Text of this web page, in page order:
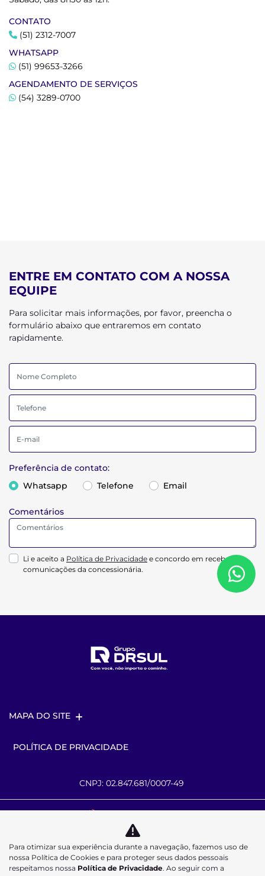
CONTATO
(51) 2312-7007
WHATSAPP
(51) 99653-3266
AGENDAMENTO DE SERVIÇOS
(54) 3289-0700
ENTRE EM CONTATO COM A NOSSA
EQUIPE
Para solicitar mais informações, por favor, preencha o
formulário abaixo que entraremos em contato
rapidamente.
Preferência de contato:
Whatsapp
Telefone Email
Comentários
Li e aceito a Política de Privacidade e concordo em receber
comunicações da concessionária.
MAPA DO SITE
POLÍTICA DE PRIVACIDADE
CNPJ: 02.847.681/0007-49
Desacelere. Seu bem maior é a vida.
Para otimizar sua experiência durante a navegação, fazemos uso de
nossa Política de Cookies e para proteger seus dados pessoais
respeitamos nossa Política de Privacidade. Ao seguir com a